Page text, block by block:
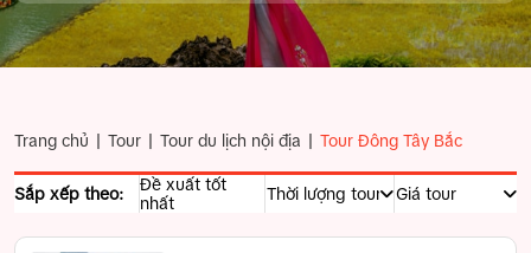
Trang chủ | Tour | Tour du lịch nội địa | Tour Đông Tây Bắc
Sắp xếp theo:
Đề xuất tốt
nhất